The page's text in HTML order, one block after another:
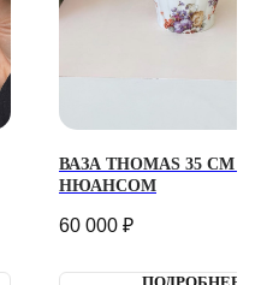
ВАЗА THOMAS 35 СМ С
НЮАНСОМ
60 000 ₽